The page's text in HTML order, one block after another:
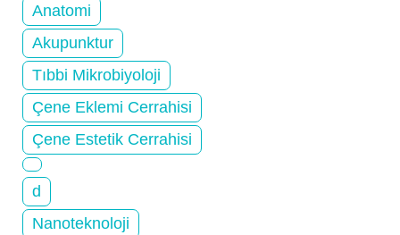
Anatomi
Akupunktur
Tıbbi Mikrobiyoloji
Çene Eklemi Cerrahisi
Çene Estetik Cerrahisi
d
Nanoteknoloji